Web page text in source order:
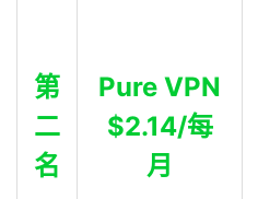
第
二
名
Pure VPN
$2.14/每
月